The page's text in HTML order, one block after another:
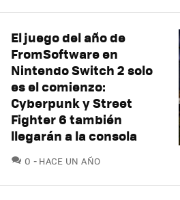
El juego del año de
FromSoftware en
Nintendo Switch 2 solo
es el comienzo:
Cyberpunk y Street
Fighter 6 también
llegarán a la consola
0 COMENTARIOS
HACE UN AÑO